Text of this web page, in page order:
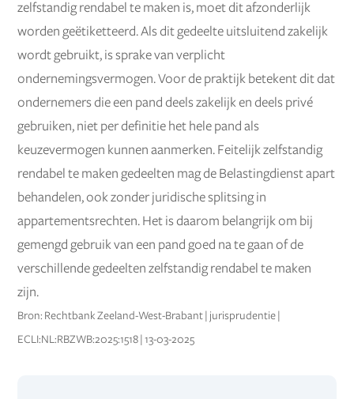
zelfstandig rendabel te maken is, moet dit afzonderlijk
worden geëtiketteerd. Als dit gedeelte uitsluitend zakelijk
wordt gebruikt, is sprake van verplicht
ondernemingsvermogen. Voor de praktijk betekent dit dat
ondernemers die een pand deels zakelijk en deels privé
gebruiken, niet per definitie het hele pand als
keuzevermogen kunnen aanmerken. Feitelijk zelfstandig
rendabel te maken gedeelten mag de Belastingdienst apart
behandelen, ook zonder juridische splitsing in
appartementsrechten. Het is daarom belangrijk om bij
gemengd gebruik van een pand goed na te gaan of de
verschillende gedeelten zelfstandig rendabel te maken
zijn.
Bron: Rechtbank Zeeland-West-Brabant | jurisprudentie |
ECLI:NL:RBZWB:2025:1518 | 13-03-2025